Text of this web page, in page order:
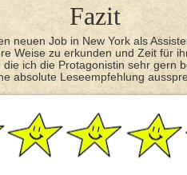
Fazit
neuen Job in New York als
Weise zu erkunden und Zeit für
ich die Protagonistin sehr gern
absolute Leseempfehlung